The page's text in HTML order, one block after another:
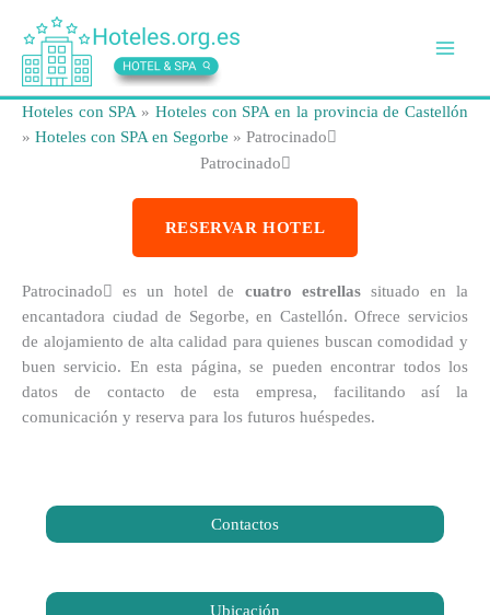
contenido
Hoteles con SPA » Hoteles con SPA en la provincia de Castellón
» Hoteles con SPA en Segorbe » Patrocinado
Patrocinado
RESERVAR HOTEL
Patrocinado es un hotel de cuatro estrellassituado en la
encantadora ciudad de Segorbe, en Castellón. Ofrece servicios
de alojamiento de alta calidad para quienes buscan comodidad y
buen servicio. En esta página, se pueden encontrar todos los
datos de contacto de esta empresa, facilitando así la
comunicación y reserva para los futuros huéspedes.
Contactos
Ubicación